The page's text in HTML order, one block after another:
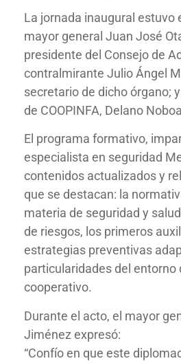
La jornada inaugural estuvo
mayor general Juan José
presidente del Consejo de
contralmirante Julio Ángel
secretario de dicho órgano;
de COOPINFA, Delano
El programa formativo,
especialista en seguridad
contenidos actualizados y
que se destacan: la
materia de seguridad y
de riesgos, los primeros
estrategias preventivas
particularidades del entorno
cooperativo.
Durante el acto, el mayor
Jiménez expresó:
“Confío en que este